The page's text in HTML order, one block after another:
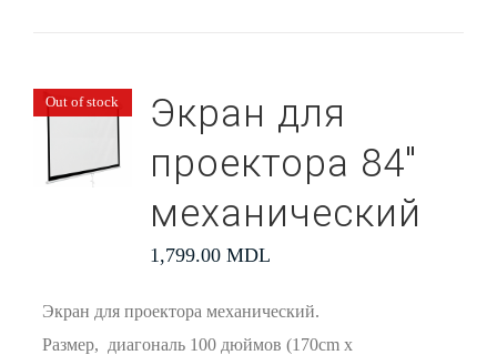
Out of stock
Экран для
проектора 84″
механический
1,799.00 MDL
Экран для проектора механический.
Размер, диагональ 100 дюймов (170cm x